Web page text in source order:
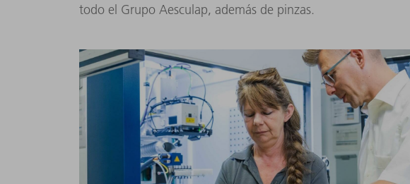
todo el Grupo Aesculap, además de pinzas.